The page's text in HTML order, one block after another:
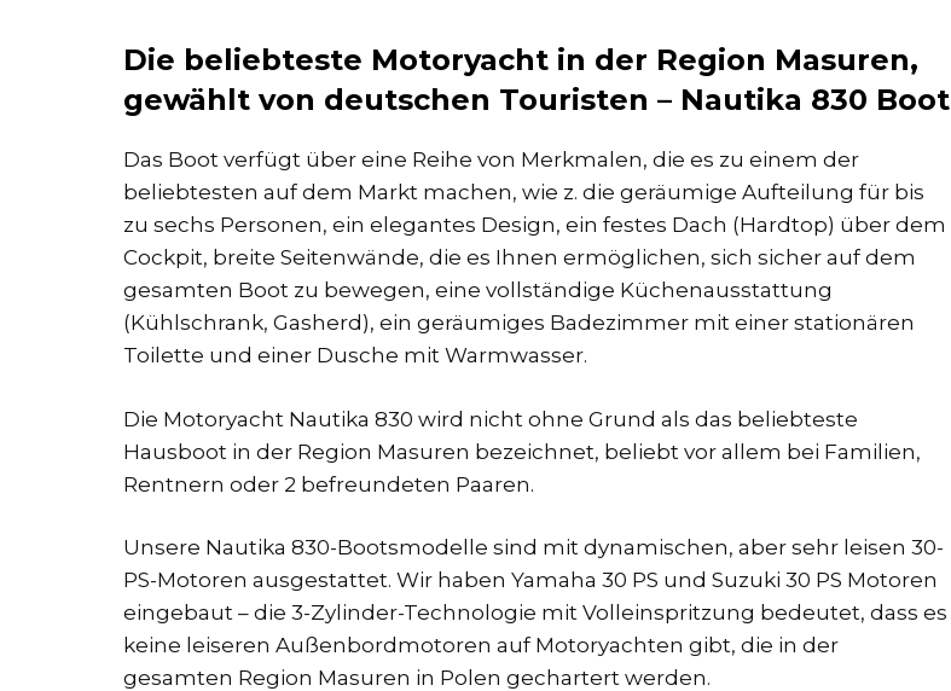
Die beliebteste Motoryacht in der Region Masuren,
gewählt von deutschen Touristen – Nautika 830 Boot
Das Boot verfügt über eine Reihe von Merkmalen, die es zu einem der
beliebtesten auf dem Markt machen, wie z. die geräumige Aufteilung für bis
zu sechs Personen, ein elegantes Design, ein festes Dach (Hardtop) über dem
Cockpit, breite Seitenwände, die es Ihnen ermöglichen, sich sicher auf dem
gesamten Boot zu bewegen, eine vollständige Küchenausstattung
(Kühlschrank, Gasherd), ein geräumiges Badezimmer mit einer stationären
Toilette und einer Dusche mit Warmwasser.
Die Motoryacht Nautika 830 wird nicht ohne Grund als das beliebteste
Hausboot in der Region Masuren bezeichnet, beliebt vor allem bei Familien,
Rentnern oder 2 befreundeten Paaren.
Unsere Nautika 830-Bootsmodelle sind mit dynamischen, aber sehr leisen 30-
PS-Motoren ausgestattet. Wir haben Yamaha 30 PS und Suzuki 30 PS Motoren
eingebaut – die 3-Zylinder-Technologie mit Volleinspritzung bedeutet, dass es
keine leiseren Außenbordmotoren auf Motoryachten gibt, die in der
gesamten Region Masuren in Polen gechartert werden.